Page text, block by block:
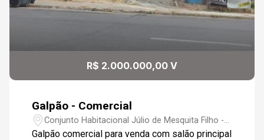
R$ 2.000.000,00 V
Galpão - Comercial
Conjunto Habitacional Júlio de Mesquita Filho -
Sorocaba/SP
Galpão comercial para venda com salão principal